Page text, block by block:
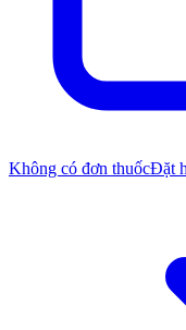
Không có đơn thuốcĐặt